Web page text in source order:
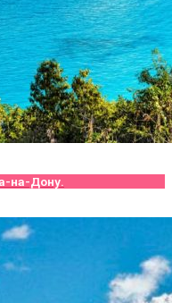
на-Дону.